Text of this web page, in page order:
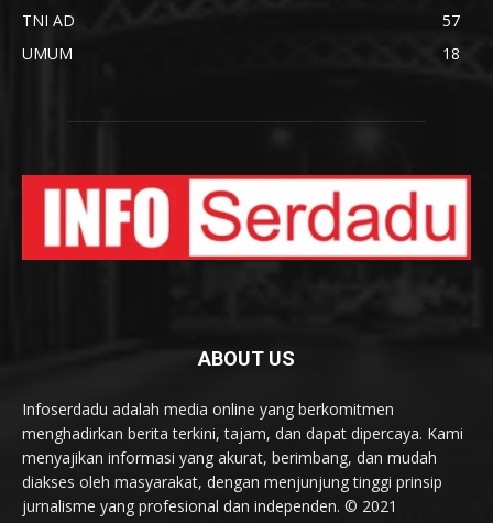
TNI AD
57
UMUM
18
ABOUT US
Infoserdadu adalah media online yang berkomitmen
menghadirkan berita terkini, tajam, dan dapat dipercaya. Kami
menyajikan informasi yang akurat, berimbang, dan mudah
diakses oleh masyarakat, dengan menjunjung tinggi prinsip
jurnalisme yang profesional dan independen. © 2021